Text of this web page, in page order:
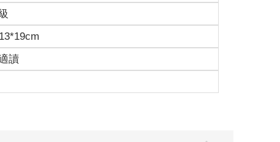
雅的。這個四十歲男人在妻子的精心照顧下，連腳
情。妻子優子雖已十分注意，但觀其浴衣的穿法、
性地各奔東西。
無形的苦惱火焰。換言之，優子這個人，天生就無
怎麼看優子都不像心力交瘁，說明她對苦惱具有強
讀